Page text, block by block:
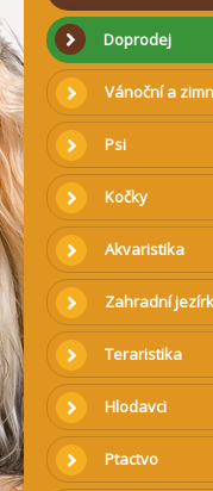
Doprodej
Vánoční a
Psi
Kočky
Akvaristika
Zahradní
Teraristika
Hlodavci
Ptactvo